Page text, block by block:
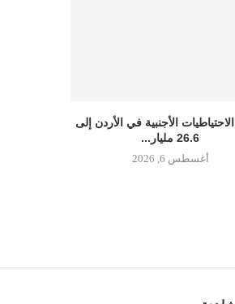
الاحتياطيات الأجنبية في الأردن إلى
26.6 مليار...
أغسطس 6, 2026